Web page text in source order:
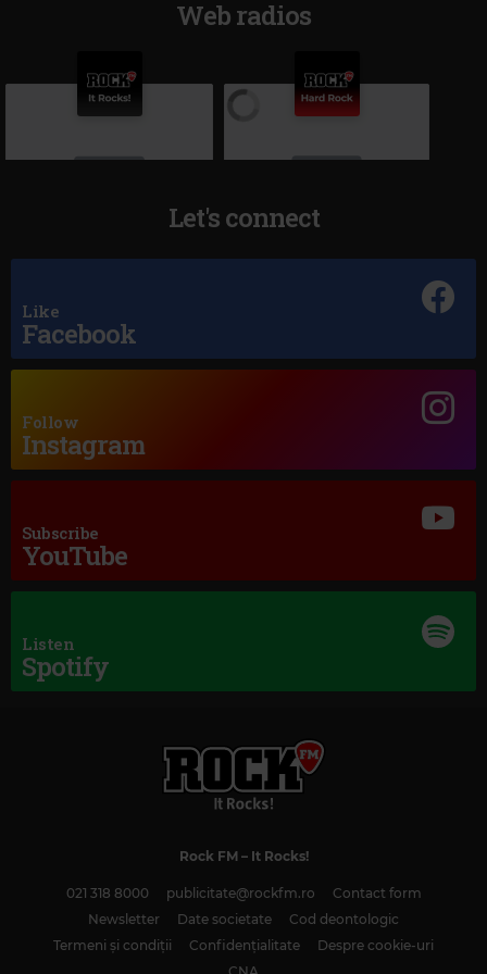
Web radios
Rock FM
METALLICA –FADE TO BLACK
Let's connect
Like
Facebook
Follow
Instagram
Subscribe
YouTube
Listen
Spotify
Rock FM– It Rocks!
021 318 8000 publicitate@rockfm.ro
Contact form
Newsletter
Date societate
Cod deontologic
Termeni și condiții
Confidențialitate
Despre cookie-uri